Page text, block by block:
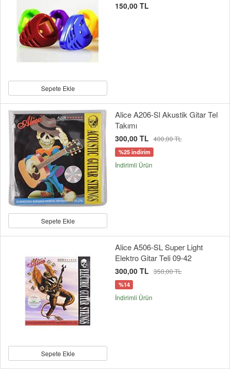
Sepete Ekle
150,00 TL
Sepete Ekle
Alice A206-Sl Akustik Gitar Tel
Takımı
300,00 TL 400,00 TL
%25 indirim
İndirimli Ürün
Sepete Ekle
Alice A506-SL Super Light
Elektro Gitar Teli 09-42
300,00 TL 350,00 TL
%14
İndirimli Ürün